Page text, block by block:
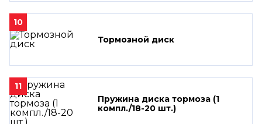
10
Тормозной диск
11
Пружина диска тормоза (1
компл./18-20 шт.)